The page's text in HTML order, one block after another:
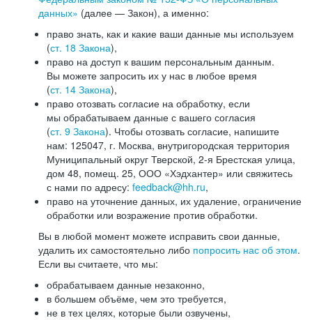
данных» (далее — Закон), а именно:
право знать, как и какие ваши данные мы используем
(ст. 18 Закона),
право на доступ к вашим персональным данным.
Вы можете запросить их у нас в любое время
(ст. 14 Закона),
право отозвать согласие на обработку, если
мы обрабатываем данные с вашего согласия
(ст. 9 Закона). Чтобы отозвать согласие, напишите
нам: 125047, г. Москва, внутригородская территория
Муниципальный округ Тверской, 2-я Брестская улица,
дом 48, помещ. 25, ООО «Хэдхантер» или свяжитесь
с нами по адресу: feedback@hh.ru,
право на уточнение данных, их удаление, ограничение
обработки или возражение против обработки.
Вы в любой момент можете исправить свои данные,
удалить их самостоятельно либо попросить нас об этом.
Если вы считаете, что мы:
обрабатываем данные незаконно,
в большем объёме, чем это требуется,
не в тех целях, которые были озвучены,